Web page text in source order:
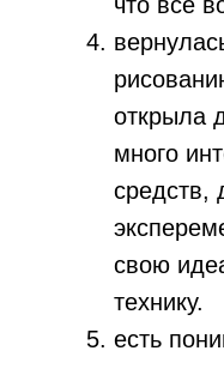
открыла
много
средств,
свою
технику.
есть